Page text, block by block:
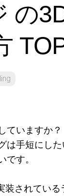
形
の
ていますか？
は手短にした
です。
されている